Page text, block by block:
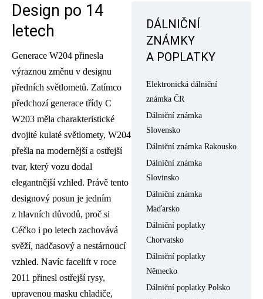
Design po 14
letech
Generace W204 přinesla
výraznou změnu v designu
předních světlometů. Zatímco
předchozí generace třídy C
W203 měla charakteristické
dvojité kulaté světlomety, W204
přešla na modernější a ostřejší
tvar, který vozu dodal
elegantnější vzhled. Právě tento
designový posun je jedním
z hlavních důvodů, proč si
Céčko i po letech zachovává
svěží, nadčasový a nestárnoucí
vzhled. Navíc facelift v roce
2011 přinesl ostřejší rysy,
upravenou masku chladiče,
DÁLNIČNÍ
ZNÁMKY
A POPLATKY
Elektronická dálniční
známka ČR
Dálniční známka
Slovensko
Dálniční známka Rakousko
Dálniční známka
Slovinsko
Dálniční známka
Maďarsko
Dálniční poplatky
Chorvatsko
Dálniční poplatky
Německo
Dálniční poplatky Polsko